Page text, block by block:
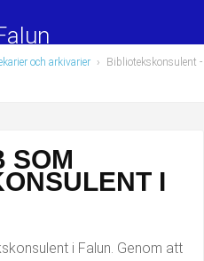
juridik
jobb
och äldreboende
och arkivarier › Bibliotekskonsulent -
SOM
I
i Falun. Genom att